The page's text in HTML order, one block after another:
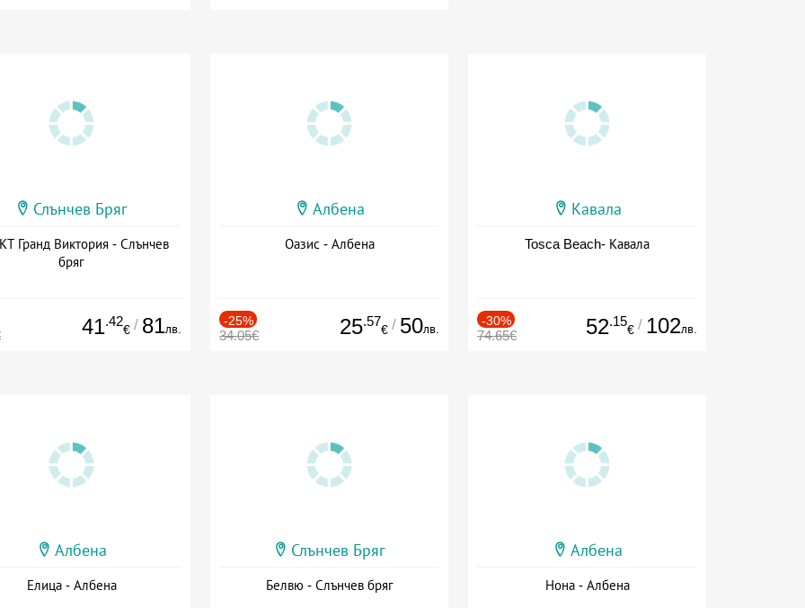
Слънчев Бряг
Гранд Виктория - Слънчев
бряг
41.42
€ / 81лв.
Албена
Оазис - Албена
-25%
34.05€ 25.57
€ / 50лв.
Кавала
Tosca Beach- Кавала
-30%
74.65€ 52.15
€ / 102лв.
Албена
Елица - Албена
Слънчев Бряг
Белвю - Слънчев бряг
Албена
Нона - Албена